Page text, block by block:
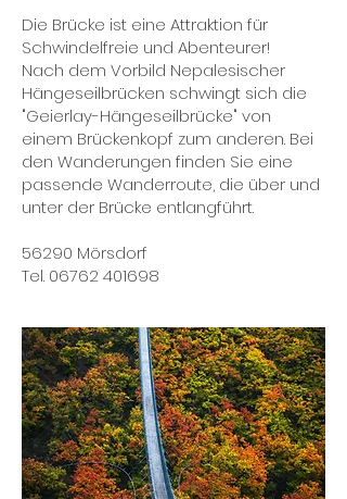
Die Brücke ist eine Attraktion für
Schwindelfreie und Abenteurer!
Nach dem Vorbild Nepalesischer
Hängeseilbrücken schwingt sich die
"Geierlay-Hängeseilbrücke" von
einem Brückenkopf zum anderen. Bei
den Wanderungen finden Sie eine
passende Wanderroute, die über und
unter der Brücke entlangführt.
56290 Mörsdorf
Tel. 06762 401698